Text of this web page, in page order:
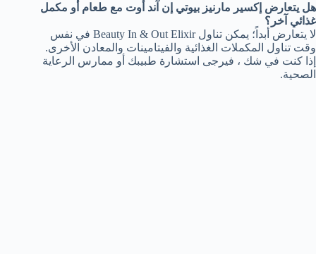
هل يتعارض إكسير مارنيز بيوتي إن آند أوت مع طعام أو مكمل
غذائي آخر؟
لا يتعارض أبداً؛ يمكن تناول Beauty In & Out Elixir في نفس
وقت تناول المكملات الغذائية والفيتامينات والمعادن الأخرى.
إذا كنت في شك ، فيرجى استشارة طبيبك أو ممارس الرعاية
الصحية.